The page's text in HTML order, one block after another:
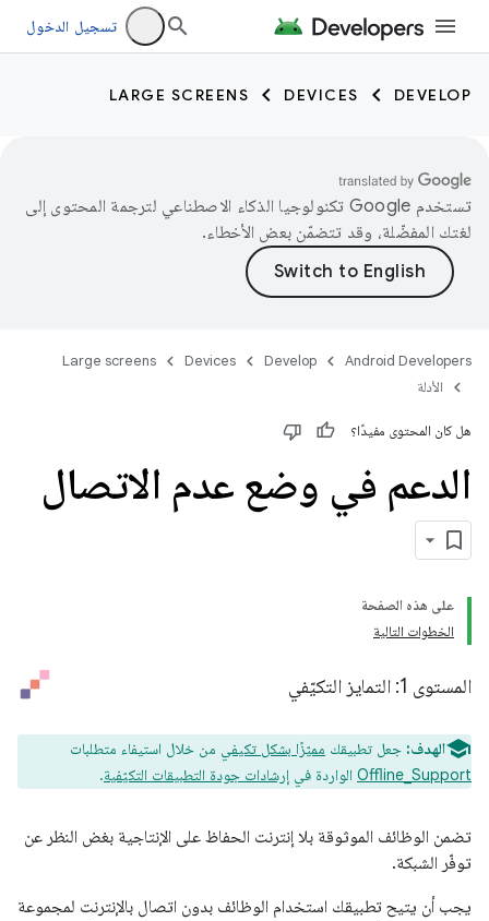
تسجيل الدخول
DEVELOP
DEVICES
LARGE SCREENS
تستخدم Google تكنولوجيا الذكاء الاصطناعي لترجمة المحتوى إلى
لغتك المفضّلة، وقد تتضمّن بعض الأخطاء.
Android Developers
Develop
Devices
Large screens
الأدلة
هل كان المحتوى مفيدًا؟
الدعم في وضع عدم الاتصال
على هذه الصفحة
الخطوات التالية
المستوى 1: التمايز التكيّفي
الهدف: جعل تطبيقك مميّزًا بشكل تكيفي من خلال استيفاء متطلبات
Offline_Support الواردة في إرشادات جودة التطبيقات التكيّفية.
تضمن الوظائف الموثوقة بلا إنترنت الحفاظ على الإنتاجية بغض النظر عن
توفّر الشبكة.
يجب أن يتيح تطبيقك استخدام الوظائف بدون اتصال بالإنترنت لمجموعة